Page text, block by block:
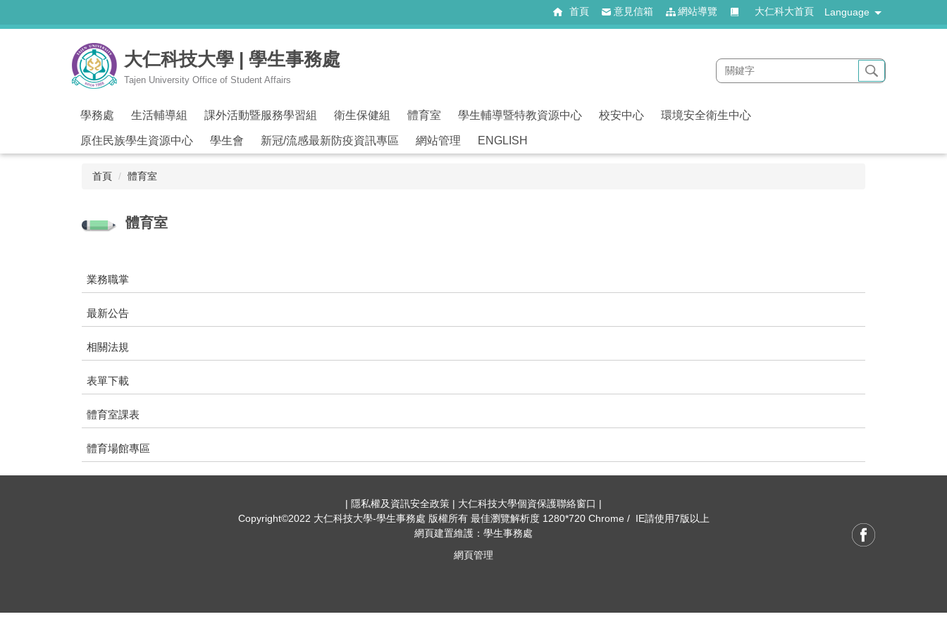
大仁科技大學 | 學生事務處
Tajen University Office of Student Affairs
首頁 意見信箱 網站導覽 大仁科大首頁 Language
學務處 生活輔導組 課外活動暨服務學習組 衛生保健組 體育室 學生輔導暨特教資源中心 校安中心 環境安全衛生中心
原住民族學生資源中心 學生會 新冠/流感最新防疫資訊專區 網站管理 ENGLISH
首頁 體育室
體育室
業務職掌
最新公告
相關法規
表單下載
體育室課表
體育場館專區
| 隱私權及資訊安全政策 | 大仁科技大學個資保護聯絡窗口 |
Copyright©2022 大仁科技大學-學生事務處 版權所有 最佳瀏覽解析度 1280*720 Chrome / IE請使用7版以上
網頁建置維護：學生事務處
網頁管理